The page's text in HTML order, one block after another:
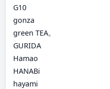
G10
gonza
green TEA。
GURIDA
Hamao
HANABi
hayami